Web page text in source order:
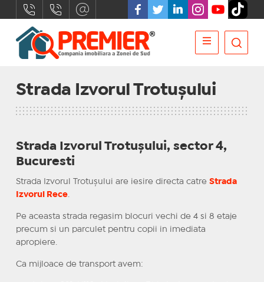
Strada Izvorul Trotușului
Strada Izvorul Trotușului, sector 4,
Bucuresti
Strada Izvorul Trotușului are iesire directa catre Strada
Izvorul Rece.
Pe aceasta strada regasim blocuri vechi de 4 si 8 etaje
precum si un parculet pentru copii in imediata
apropiere.
Ca mijloace de transport avem: